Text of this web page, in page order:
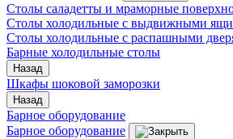
Столы саладетты и мраморные
Столы холодильные с выдвижными
Столы холодильные с распашными
Барные холодильные столы
Назад
Шкафы шоковой заморозки
Назад
Барное оборудование
Барное оборудование